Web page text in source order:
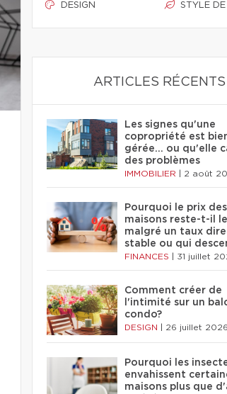
DESIGN STYLE
ARTICLES RÉCENTS
Les signes qu'une
copropriété est
gérée… ou qu'elle
des problèmes
IMMOBILIER 2 août
Pourquoi le prix des
maisons reste-t-il
malgré un taux
stable ou qui
FINANCES 31 juillet
Comment créer de
l'intimité sur un
condo?
DESIGN 26 juillet 2026
Pourquoi les
envahissent
maisons plus que